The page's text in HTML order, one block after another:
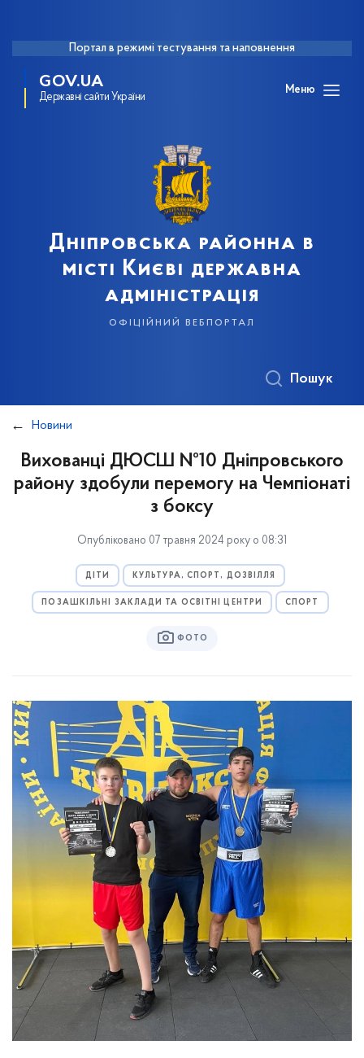
Портал в режимі тестування та наповнення
GOV.UA
Державні сайти України
Меню
Дніпровська районна в
місті Києві державна
адміністрація
офіційний вебпортал
Пошук
Новини
Вихованці ДЮСШ №10 Дніпровського
району здобули перемогу на Чемпіонаті
з боксу
Опубліковано 07 травня 2024 року о 08:31
ДІТИ КУЛЬТУРА, СПОРТ, ДОЗВІЛЛЯ
ПОЗАШКІЛЬНІ ЗАКЛАДИ ТА ОСВІТНІ ЦЕНТРИ СПОРТ
ФОТО